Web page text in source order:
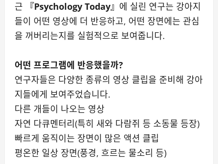
근
『Psychology Today』 에 실린 연구는 강아지
들이 어떤 영상에 더 반응하고, 어떤 장면에는 관심
을 꺼버리는지를 실험적으로 보여줍니다.
어떤 프로그램에 반응했을까?
연구자들은 다양한 종류의 영상 클립을 준비해 강아
지들에게 보여주었습니다.
다른 개들이 나오는 영상
자연 다큐멘터리(특히 새와 다람쥐 등 소동물 등장)
빠르게 움직이는 장면이 많은 액션 클립
평온한 일상 장면(풍경, 흐르는 물소리 등)